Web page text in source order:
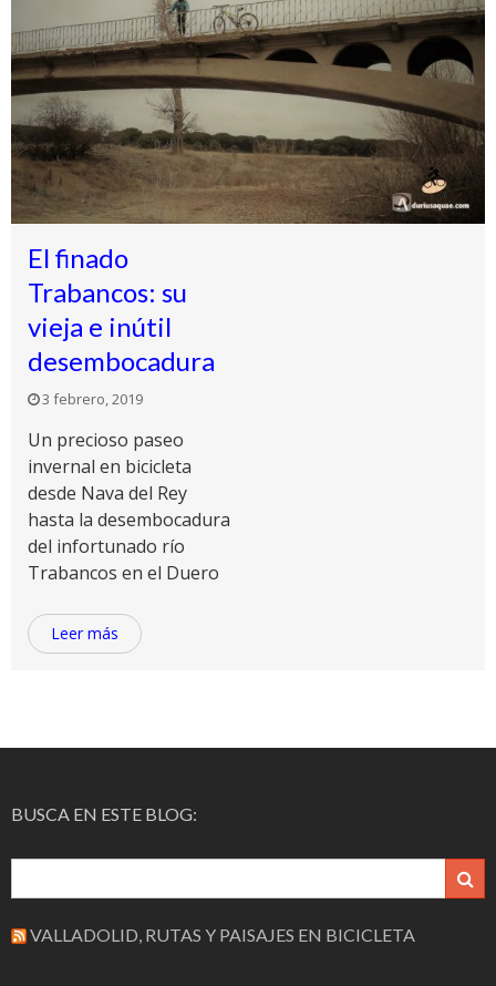
El finado
Trabancos: su
vieja e inútil
desembocadura
3 febrero, 2019
Un precioso paseo
invernal en bicicleta
desde Nava del Rey
hasta la desembocadura
del infortunado río
Trabancos en el Duero
Leer más
BUSCA EN ESTE BLOG:
VALLADOLID, RUTAS Y PAISAJES EN BICICLETA